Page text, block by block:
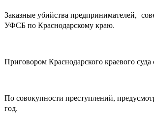
Заказные убийства предпринимателей,
УФСБ по Краснодарскому краю.
Приговором Краснодарского краевого
По совокупности преступлений,
год.